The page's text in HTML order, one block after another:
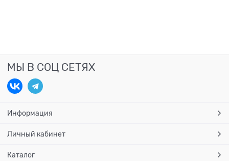
МЫ В СОЦ СЕТЯХ
Информация
Личный кабинет
Каталог